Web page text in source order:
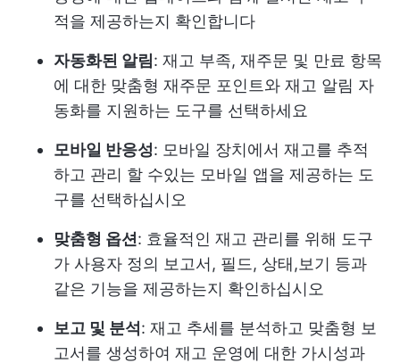
적을 제공하는지 확인합니다
자동화된 알림: 재고 부족, 재주문 및 만료 항목
에 대한 맞춤형 재주문 포인트와 재고 알림 자
동화를 지원하는 도구를 선택하세요
모바일 반응성: 모바일 장치에서 재고를 추적
하고 관리 할 수있는 모바일 앱을 제공하는 도
구를 선택하십시오
맞춤형 옵션 : 효율적인 재고 관리를 위해 도구
가 사용자 정의 보고서, 필드, 상태,보기 등과
같은 기능을 제공하는지 확인하십시오
보고 및 분석 : 재고 추세를 분석하고 맞춤형 보
고서를 생성하여 재고 운영에 대한 가시성과